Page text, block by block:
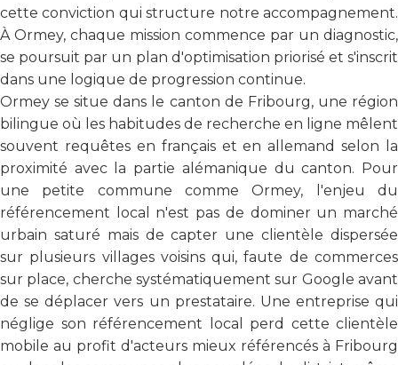
cette conviction qui structure notre accompagnement.
À Ormey, chaque mission commence par un diagnostic,
se poursuit par un plan d'optimisation priorisé et s'inscrit
dans une logique de progression continue.
Ormey se situe dans le canton de Fribourg, une région
bilingue où les habitudes de recherche en ligne mêlent
souvent requêtes en français et en allemand selon la
proximité avec la partie alémanique du canton. Pour
une petite commune comme Ormey, l'enjeu du
référencement local n'est pas de dominer un marché
urbain saturé mais de capter une clientèle dispersée
sur plusieurs villages voisins qui, faute de commerces
sur place, cherche systématiquement sur Google avant
de se déplacer vers un prestataire. Une entreprise qui
néglige son référencement local perd cette clientèle
mobile au profit d'acteurs mieux référencés à Fribourg